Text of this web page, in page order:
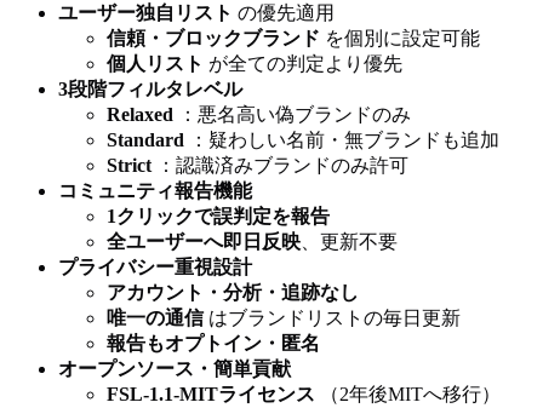
ユーザー独自リスト の優先適用
信頼・ブロックブランド を個別に設定可能
個人リスト が全ての判定より優先
3段階フィルタレベル
Relaxed ：悪名高い偽ブランドのみ
Standard ：疑わしい名前・無ブランドも追加
Strict ：認識済みブランドのみ許可
コミュニティ報告機能
1クリックで誤判定を報告
全ユーザーへ即日反映 、更新不要
プライバシー重視設計
アカウント・分析・追跡なし
唯一の通信はブランドリストの毎日更新
報告もオプトイン・匿名
オープンソース・簡単貢献
FSL-1.1-MITライセンス （2年後MITへ移行）